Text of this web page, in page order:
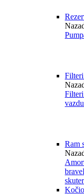
Filteri
Ram
brave